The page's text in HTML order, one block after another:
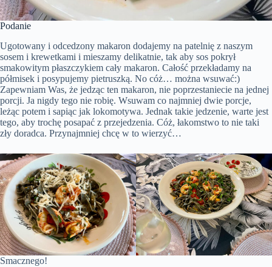
Podanie
Ugotowany i odcedzony makaron dodajemy na patelnię z naszym
sosem i krewetkami i mieszamy delikatnie, tak aby sos pokrył
smakowitym płaszczykiem cały makaron. Całość przekładamy na
półmisek i posypujemy pietruszką. No cóż… można wsuwać:)
Zapewniam Was, że jedząc ten makaron, nie poprzestaniecie na jednej
porcji. Ja nigdy tego nie robię. Wsuwam co najmniej dwie porcje,
leżąc potem i sapiąc jak lokomotywa. Jednak takie jedzenie, warte jest
tego, aby trochę posapać z przejedzenia. Cóż, łakomstwo to nie taki
zły doradca. Przynajmniej chcę w to wierzyć…
Smacznego!